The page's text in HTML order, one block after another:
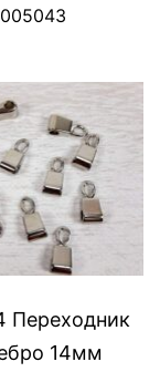
005043
Переходник
14мм